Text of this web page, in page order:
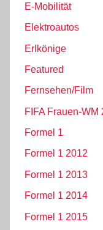
E-Mobilität
Elektroautos
Erlkönige
Featured
Fernsehen/Film
FIFA Frauen-WM
Formel 1
Formel 1 2012
Formel 1 2013
Formel 1 2014
Formel 1 2015